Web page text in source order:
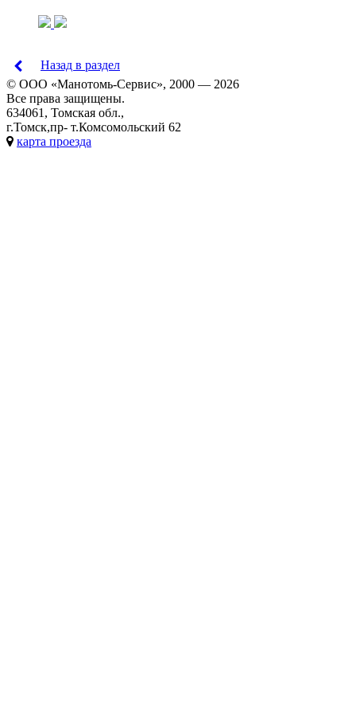
Назад в раздел
© ООО «Манотомь-Cервис», 2000 — 2026
Все права защищены.
634061, Томская обл.,
г.Томск,пр- т.Комсомольский 62
карта проезда